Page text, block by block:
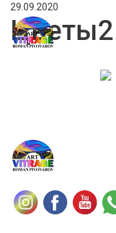
29.09.2020
Цветы2